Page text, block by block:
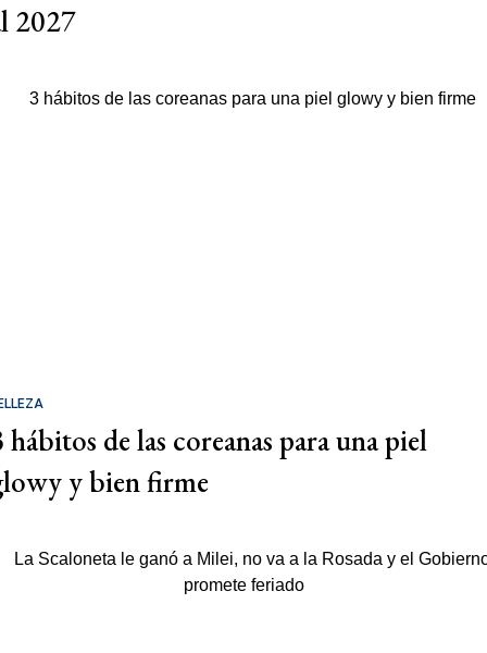
2027
hábitos de las coreanas para una piel
y bien firme